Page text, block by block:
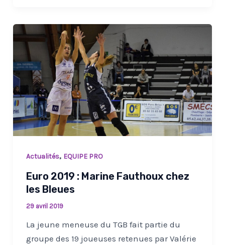
Actualités, EQUIPE PRO
Euro 2019 : Marine Fauthoux chez
les Bleues
29 avril 2019
La jeune meneuse du TGB fait partie du
groupe des 19 joueuses retenues par Valérie